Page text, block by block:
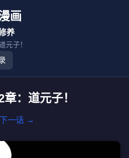
画
养
元子！
：道元子！
下一话 →